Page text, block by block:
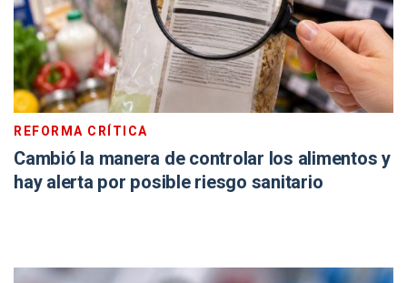
REFORMA CRÍTICA
Cambió la manera de controlar los alimentos y
hay alerta por posible riesgo sanitario